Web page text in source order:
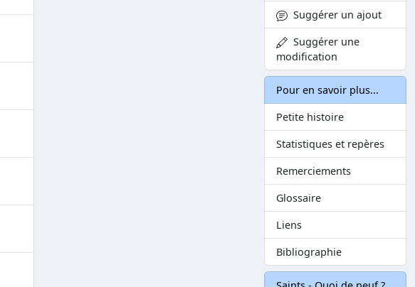
Suggérer un ajout
Suggérer une
modification
Pour en savoir plus...
Petite histoire
Statistiques et repères
Remerciements
Glossaire
Liens
Bibliographie